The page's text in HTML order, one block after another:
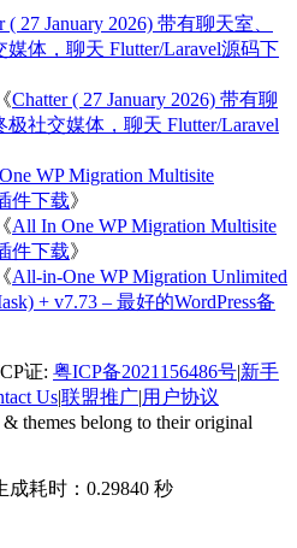
( 27 January 2026) 带有聊天室、
体，聊天 Flutter/Laravel源码下
Chatter ( 27 January 2026) 带有聊
社交媒体，聊天 Flutter/Laravel
WP Migration Multisite
件下载》
All In One WP Migration Multisite
件下载》
All-in-One WP Migration Unlimited
+ v7.73 – 最好的WordPress备
证: 粤ICP备2021156486号|新手
Us|联盟推广|用户协议
themes belong to their original
成耗时：0.29840 秒